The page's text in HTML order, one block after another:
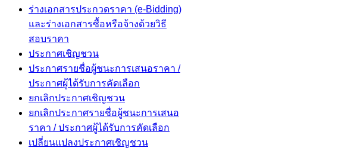
ร่างเอกสารประกวดราคา (e-Bidding)
และร่างเอกสารซื้อหรือจ้างด้วยวิธี
สอบราคา
ประกาศเชิญชวน
ประกาศรายชื่อผู้ชนะการเสนอราคา /
ประกาศผู้ได้รับการคัดเลือก
ยกเลิกประกาศเชิญชวน
ยกเลิกประกาศรายชื่อผู้ชนะการเสนอ
ราคา / ประกาศผู้ได้รับการคัดเลือก
เปลี่ยนแปลงประกาศเชิญชวน